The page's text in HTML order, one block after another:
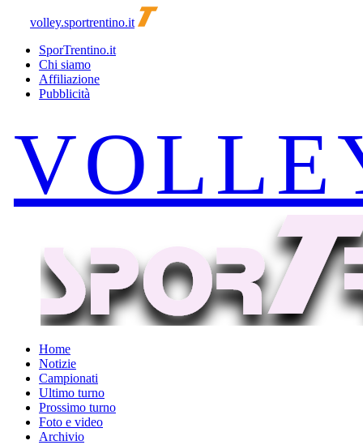
volley.sportrentino.it
SporTrentino.it
Chi siamo
Affiliazione
Pubblicità
Home
Notizie
Campionati
Ultimo turno
Prossimo turno
Foto e video
Archivio